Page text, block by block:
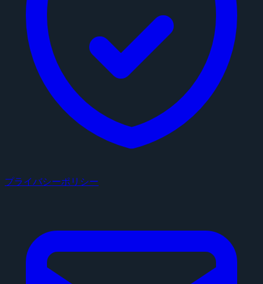
プライバシーポリシー